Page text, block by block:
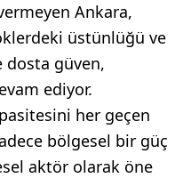
Ankara,
üstünlüğü ve
dosta güven,
ediyor.
her geçen
bölgesel bir güç
aktör olarak öne